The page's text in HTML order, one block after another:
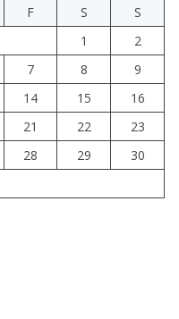
F S
S
1
2
7 8
9
14 15
16
21 22
23
28 29
30